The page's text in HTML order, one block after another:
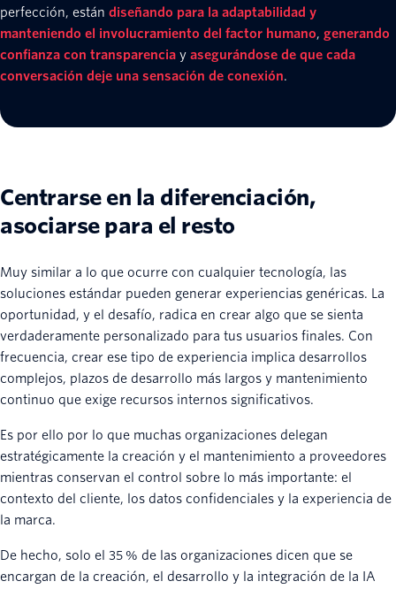
perfección, están diseñando para la adaptabilidad y
manteniendo el involucramiento del factor humano, generando
confianza con transparencia y asegurándose de que cada
conversación deje una sensación de conexión.
Centrarse en la diferenciación,
asociarse para el resto
Muy similar a lo que ocurre con cualquier tecnología, las
soluciones estándar pueden generar experiencias genéricas. La
oportunidad, y el desafío, radica en crear algo que se sienta
verdaderamente personalizado para tus usuarios finales. Con
frecuencia, crear ese tipo de experiencia implica desarrollos
complejos, plazos de desarrollo más largos y mantenimiento
continuo que exige recursos internos significativos.
Es por ello por lo que muchas organizaciones delegan
estratégicamente la creación y el mantenimiento a proveedores
mientras conservan el control sobre lo más importante: el
contexto del cliente, los datos confidenciales y la experiencia de
la marca.
De hecho, solo el 35 % de las organizaciones dicen que se
encargan de la creación, el desarrollo y la integración de la IA